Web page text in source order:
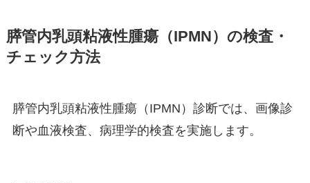
膵管内乳頭粘液性腫瘍（IPMN）の検査・
チェック方法
膵管内乳頭粘液性腫瘍（IPMN）診断では、画像診
断や血液検査、病理学的検査を実施します。